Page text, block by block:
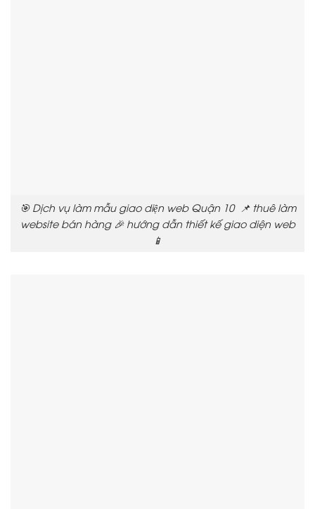
🎯 Dịch vụ làm mẫu giao diện web Quận 10 📌 thuê làm
website bán hàng 🎉 hướng dẫn thiết kế giao diện web
📱